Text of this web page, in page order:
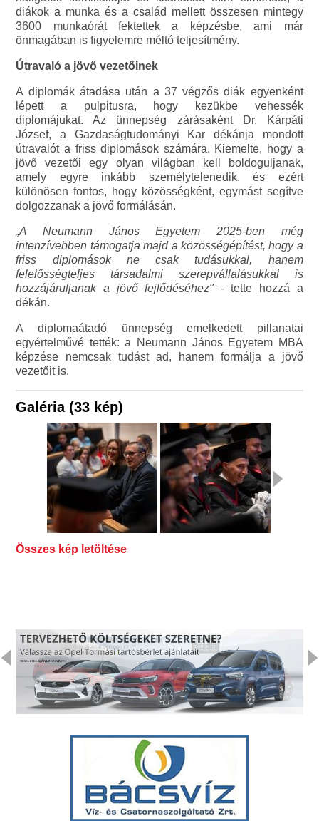
diákok a munka és a család mellett összesen mintegy
3600 munkaórát fektettek a képzésbe, ami már
önmagában is figyelemre méltó teljesítmény.
Útravaló a jövő vezetőinek
A diplomák átadása után a 37 végzős diák egyenként
lépett a pulpitusra, hogy kezükbe vehessék
diplomájukat. Az ünnepség zárásaként Dr. Kárpáti
József, a Gazdaságtudományi Kar dékánja mondott
útravalót a friss diplomások számára. Kiemelte, hogy a
jövő vezetői egy olyan világban kell boldoguljanak,
amely egyre inkább személytelenedik, és ezért
különösen fontos, hogy közösségként, egymást segítve
dolgozzanak a jövő formálásán.
„A Neumann János Egyetem 2025-ben még
intenzívebben támogatja majd a közösségépítést, hogy a
friss diplomások ne csak tudásukkal, hanem
felelősségteljes társadalmi szerepvállalásukkal is
hozzájáruljanak a jövő fejlődéséhez"- tette hozzá a
dékán.
A diplomaátadó ünnepség emelkedett pillanatai
egyértelművé tették: a Neumann János Egyetem MBA
képzése nemcsak tudást ad, hanem formálja a jövő
vezetőit is.
Galéria (33 kép)
Összes kép letöltése